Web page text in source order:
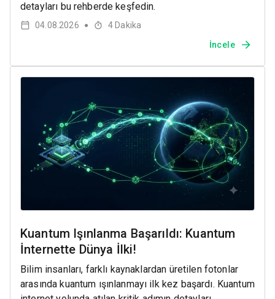
detayları bu rehberde keşfedin.
04.08.2026 ● 4 Dakika
İncele
Kuantum Işınlanma Başarıldı: Kuantum
İnternette Dünya İlki!
Bilim insanları, farklı kaynaklardan üretilen fotonlar
arasında kuantum ışınlanmayı ilk kez başardı. Kuantum